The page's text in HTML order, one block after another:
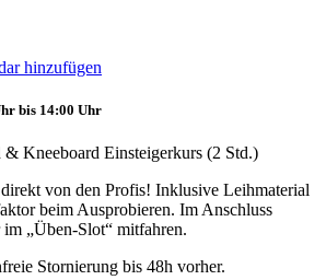
hinzufügen
bis 14:00 Uhr
& Kneeboard Einsteigerkurs (2 Std.)
von den Profis! Inklusive Leihmaterial
beim Ausprobieren. Im Anschluss
„Üben-Slot“ mitfahren.
Stornierung bis 48h vorher.